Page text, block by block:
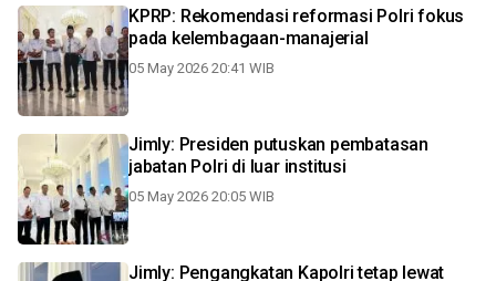
KPRP: Rekomendasi reformasi Polri fokus
pada kelembagaan-manajerial
05 May 2026 20:41 WIB
Jimly: Presiden putuskan pembatasan
jabatan Polri di luar institusi
05 May 2026 20:05 WIB
Jimly: Pengangkatan Kapolri tetap lewat